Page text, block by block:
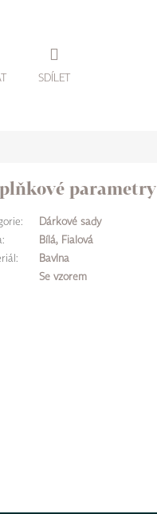
SDÍLET
parametry
:
Dárkové sady
:
Bílá, Fialová
:
Bavlna
Se vzorem